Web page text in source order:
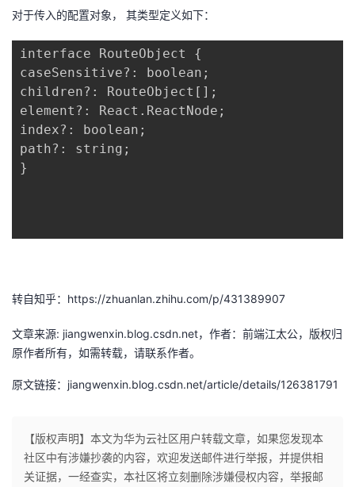
对于传入的配置对象， 其类型定义如下：
interface RouteObject {
caseSensitive?: boolean;
children?: RouteObject[];
element?: React.ReactNode;
index?: boolean;
path?: string;
}
转自知乎：https://zhuanlan.zhihu.com/p/431389907
文章来源: jiangwenxin.blog.csdn.net，作者：前端江太公，版权归
原作者所有，如需转载，请联系作者。
原文链接：jiangwenxin.blog.csdn.net/article/details/126381791
【版权声明】本文为华为云社区用户转载文章，如果您发现本
社区中有涉嫌抄袭的内容，欢迎发送邮件进行举报，并提供相
关证据，一经查实，本社区将立刻删除涉嫌侵权内容，举报邮